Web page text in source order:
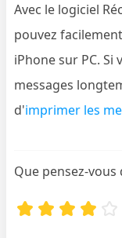
Avec le logiciel
pouvez
iPhone sur PC. Si
messages
d'imprimer les
Que pensez-vous